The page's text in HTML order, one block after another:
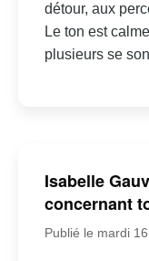
détour, aux
Le ton est
plusieurs se
Isabelle
concernant
Publié le mardi